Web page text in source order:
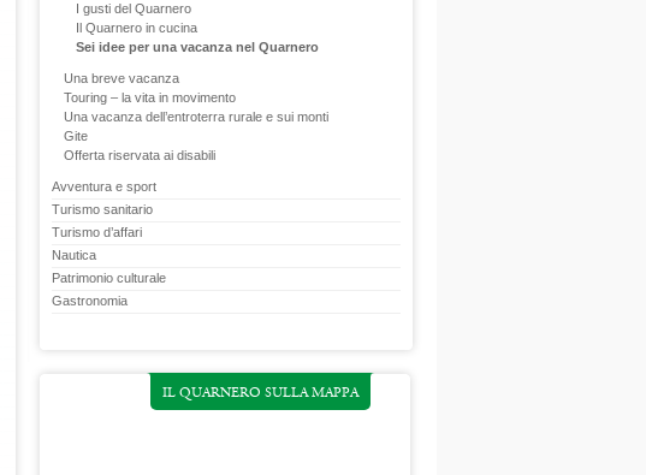
I gusti del Quarnero
Il Quarnero in cucina
Sei idee per una vacanza nel Quarnero
Una breve vacanza
Touring – la vita in movimento
Una vacanza dell’entroterra rurale e sui monti
Gite
Offerta riservata ai disabili
Avventura e sport
Turismo sanitario
Turismo d’affari
Nautica
Patrimonio culturale
Gastronomia
IL QUARNERO SULLA MAPPA